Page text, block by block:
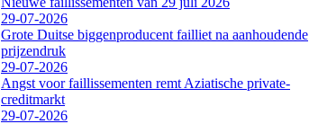
29-07-2026
Grote Duitse biggenproducent failliet na aanhoudende
prijzendruk
29-07-2026
Angst voor faillissementen remt Aziatische private-
creditmarkt
29-07-2026